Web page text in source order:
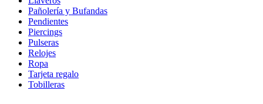
Pañolería y Bufandas
Pendientes
Piercings
Pulseras
Relojes
Ropa
Tarjeta regalo
Tobilleras